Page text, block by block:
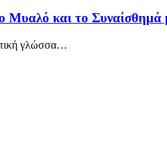
και το Συναίσθημά
γλώσσα…